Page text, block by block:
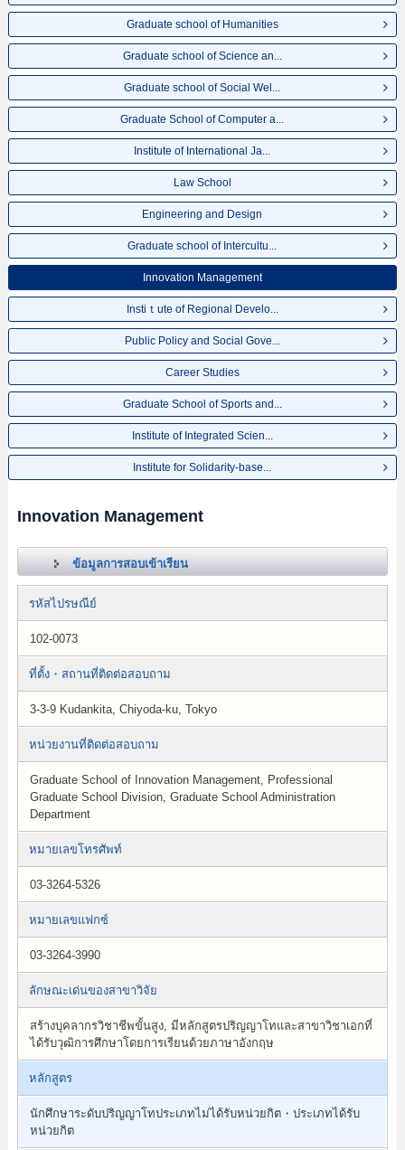
Graduate school of Humanities
Graduate school of Science an...
Graduate school of Social Wel...
Graduate School of Computer a...
Institute of International Ja...
Law School
Engineering and Design
Graduate school of Intercultu...
Innovation Management
Instiｔute of Regional Develo...
Public Policy and Social Gove...
Career Studies
Graduate School of Sports and...
Institute of Integrated Scien...
Institute for Solidarity-base...
Innovation Management
ข้อมูลการสอบเข้าเรียน
รหัสไปรษณีย์
102-0073
ที่ตั้ง・สถานที่ติดต่อสอบถาม
3-3-9 Kudankita, Chiyoda-ku, Tokyo
หน่วยงานที่ติดต่อสอบถาม
Graduate School of Innovation Management, Professional
Graduate School Division, Graduate School Administration
Department
หมายเลขโทรศัพท์
03-3264-5326
หมายเลขแฟกซ์
03-3264-3990
ลักษณะเด่นของสาขาวิจัย
สร้างบุคลากรวิชาชีพขั้นสูง, มีหลักสูตรปริญญาโทและสาขาวิชาเอกที่
ได้รับวุฒิการศึกษาโดยการเรียนด้วยภาษาอังกฤษ
หลักสูตร
นักศึกษาระดับปริญญาโทประเภทไม่ได้รับหน่วยกิต・ประเภทได้รับ
หน่วยกิต